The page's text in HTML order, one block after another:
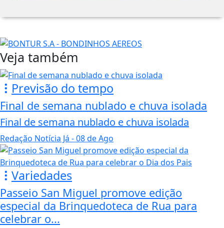
Veja também
Previsão do tempo
Final de semana nublado e chuva isolada
Final de semana nublado e chuva isolada
Redação Notícia Já - 08 de Ago
Variedades
Passeio San Miguel promove edição
especial da Brinquedoteca de Rua para
celebrar o...